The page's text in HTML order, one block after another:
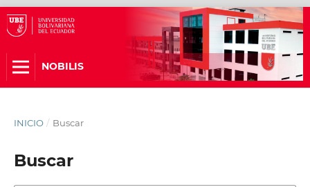
NOBILIS
INICIO / Buscar
Buscar